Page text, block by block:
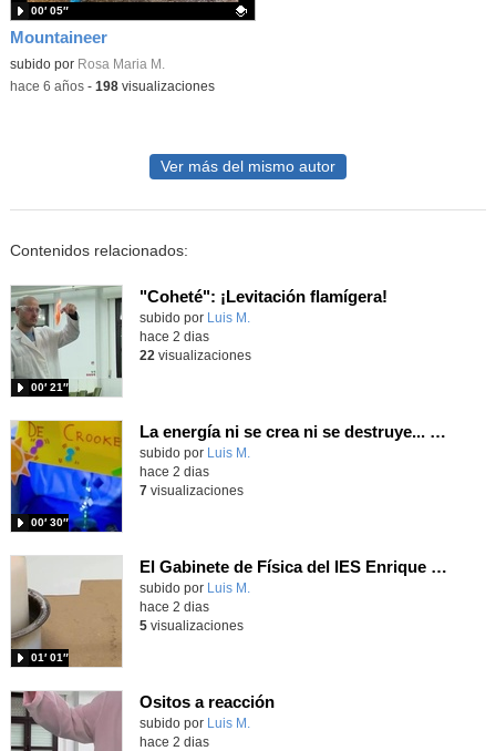
Mountaineer
Contenido educativo.
subido por Rosa Maria M.
00′ 05″
-hace 6 años- 198visualizaciones
Ver más del mismo autor
Contenidos relacionados:
"Coheté": ¡Levitación flamígera!
Contenido educativo.
subido por Luis M.
00′ 21″
hace 2 dias
22 visualizaciones
La energía ni se crea ni se destruye... ¡se experimenta! El Tierno en la Feria Madrid es Ciencia 2026
Contenido educativo.
subido por Luis M.
00′ 30″
hace 2 dias
7visualizaciones
El Gabinete de Física del IES Enrique Tierno Galván de Parla (Curso 25-26)
Contenido educativo.
subido por Luis M.
01′ 01″
hace 2 dias
5visualizaciones
Ositos a reacción
Contenido educativo.
subido por Luis M.
hace 2 dias